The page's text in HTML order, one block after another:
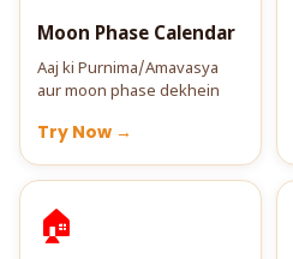
Moon Phase Calendar
Aaj ki Purnima/Amavasya
aur moon phase dekhein
Try Now →
🏠